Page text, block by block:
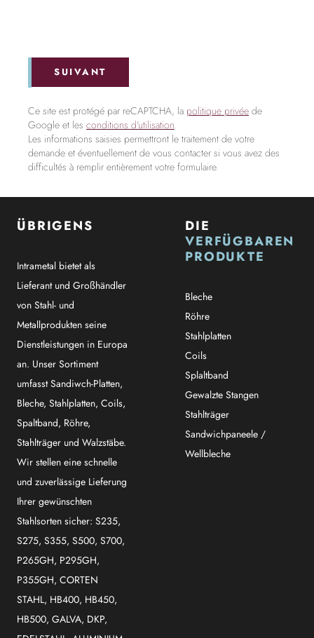
SUIVANT
Ce site est protégé par reCAPTCHA, la politique privée de
Google et les conditions d'utilisation.
Les informations saisies permettront le traitement de votre
demande et éventuellement de vous contacter si vous avez des
difficultés à remplir entièrement votre formulaire.
ÜBRIGENS
Intrametal bietet als
Lieferant und Großhändler
von Stahl- und
Metallprodukten seine
Dienstleistungen in Europa
an. Unser Sortiment
umfasst Sandiwch-Platten,
Bleche, Stahlplatten, Coils,
Spaltband, Röhre,
Stahlträger und Walzstäbe.
Wir stellen eine schnelle
und zuverlässige Lieferung
Ihrer gewünschten
Stahlsorten sicher: S235,
S275, S355, S500, S700,
P265GH, P295GH,
P355GH, CORTEN
STAHL, HB400, HB450,
HB500, GALVA, DKP,
DIE
VERFÜGBAREN
PRODUKTE
Bleche
Röhre
Stahlplatten
Coils
Splaltband
Gewalzte Stangen
Stahlträger
Sandwichpaneele /
Wellbleche